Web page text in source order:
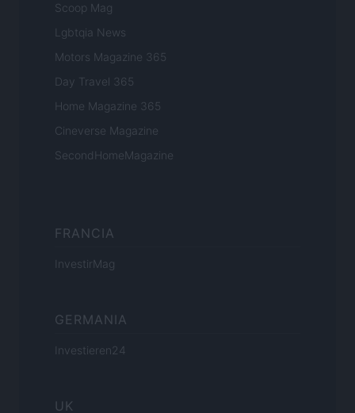
Scoop Mag
Lgbtqia News
Motors Magazine 365
Day Travel 365
Home Magazine 365
Cineverse Magazine
SecondHomeMagazine
FRANCIA
InvestirMag
GERMANIA
Investieren24
UK